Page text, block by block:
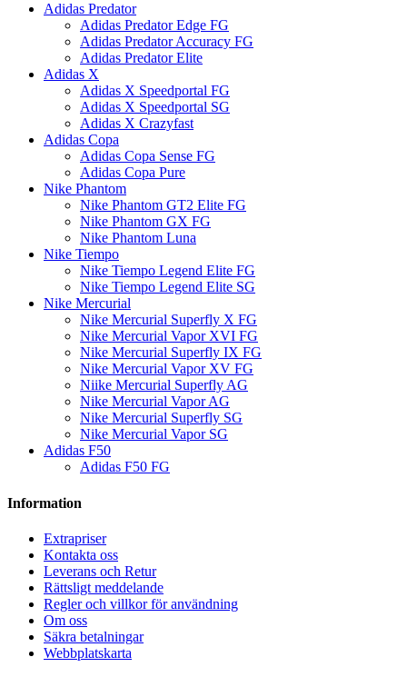
Adidas Predator
Adidas Predator Edge FG
Adidas Predator Accuracy FG
Adidas Predator Elite
Adidas X
Adidas X Speedportal FG
Adidas X Speedportal SG
Adidas X Crazyfast
Adidas Copa
Adidas Copa Sense FG
Adidas Copa Pure
Nike Phantom
Nike Phantom GT2 Elite FG
Nike Phantom GX FG
Nike Phantom Luna
Nike Tiempo
Nike Tiempo Legend Elite FG
Nike Tiempo Legend Elite SG
Nike Mercurial
Nike Mercurial Superfly X FG
Nike Mercurial Vapor XVI FG
Nike Mercurial Superfly IX FG
Nike Mercurial Vapor XV FG
Niike Mercurial Superfly AG
Nike Mercurial Vapor AG
Nike Mercurial Superfly SG
Nike Mercurial Vapor SG
Adidas F50
Adidas F50 FG
Information
Extrapriser
Kontakta oss
Leverans och Retur
Rättsligt meddelande
Regler och villkor för användning
Om oss
Säkra betalningar
Webbplatskarta